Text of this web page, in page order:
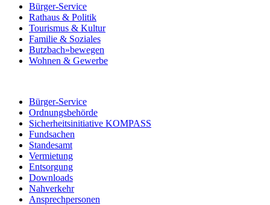
Bürger-Service
Rathaus & Politik
Tourismus & Kultur
Familie & Soziales
Butzbach»bewegen
Wohnen & Gewerbe
Bürger-Service
Ordnungsbehörde
Sicherheitsinitiative KOMPASS
Fundsachen
Standesamt
Vermietung
Entsorgung
Downloads
Nahverkehr
Ansprechpersonen